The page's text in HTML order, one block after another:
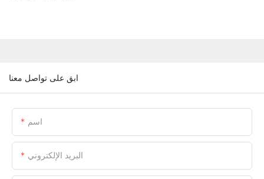
ابق على تواصل معنا
اسم
البريد الإلكتروني